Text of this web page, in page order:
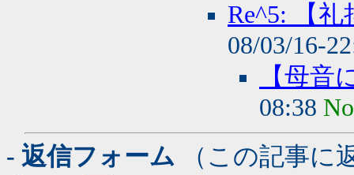
Re^5: 【
08/03/16-
【母音
08:38
- 返信フォーム （この記事に